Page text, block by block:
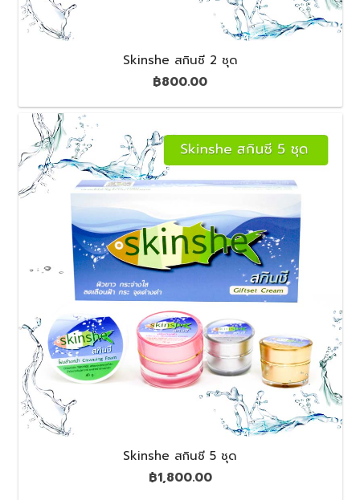
Skinshe สกินชี 2 ชุด
฿800.00
Skinshe สกินชี 5 ชุด
฿1,800.00